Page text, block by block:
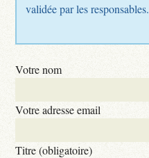
validée par les responsables.
Votre nom
Votre adresse email
Titre (obligatoire)